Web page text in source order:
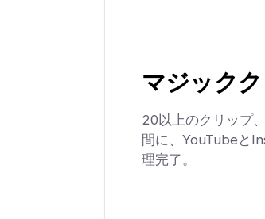
マジック
20以上のクリップ
間に、YouTubeと
理完了。